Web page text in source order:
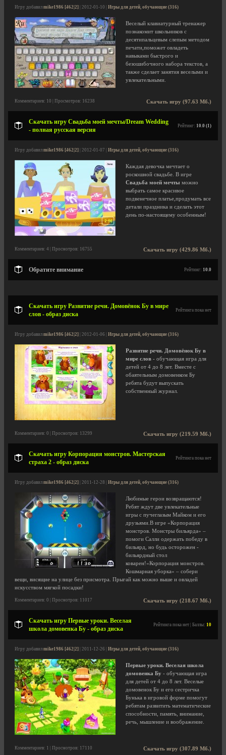
Игру добавил mike1986 [462|2] | 2012-01-10 | Игры для детей, обучающие (316)
Веселый клавиатурный тренажер
познакомит школьников с
десятипальцевым слепым методом
печати,поможет овладеть
навыками быстрого и
безошибочного набора текстов, а
также сделает занятия веселыми и
увлекательными.
Скачать игру (97.63 Мб.)
Комментариев: 10 | Просмотров: 16238
Скачать игру Свадьба моей мечты/Dream Wedding
- полная русская версия
Рейтинг: 10.0 (1)
Игру добавил mike1986 [462|2] | 2012-01-07 | Игры для детей, обучающие (316)
Каждая девочка мечтает о
роскошной свадьбе. В игре
Свадьба моей мечты можно
выбрать самое красивое
подвенечное платье,продумать все
детали праздника и сделать этот
день по-настоящему особенным!
Скачать игру (429.86 Мб.)
Комментариев: 4 | Просмотров: 16755
Обратите внимание Рейтинг: 10.0
Скачать игру Развитие речи. Домовёнок Бу в мире
слов - образ диска
Рейтинга пока нет
Игру добавил mike1986 [462|2] | 2012-01-06 | Игры для детей, обучающие (316)
Развитие речи. Домовёнок Бу в
мире слов - обучающая игра для
детей от 4 до 8 лет. Вместе с
обаятельным домовенком Бу
ребята будут выпускать
собственный журнал.
Скачать игру (219.59 Мб.)
Комментариев: 0 | Просмотров: 13299
Скачать игру Корпорация монстров. Мастерская
страха 2 - образ диска
Рейтинга пока нет
Игру добавил mike1986 [462|2] | 2011-12-28 | Игры для детей, обучающие (316)
Любимые герои возвращаются!
Ребят ждут две увлекательные
игры с пучеглазым Майком и его
друзьями.В игре «Корпорация
монстров. Монстры бильярда» –
помоги Салли одержать победу в
бильярд, но будь осторожен -
бильярдный стол
коварен!«Корпорация монстров.
Кошмарная уборка» – собери
вещи, висящие на улице без присмотра. Прыгай как можно выше и овладей
искусством мягкой посадки!
Скачать игру (218.67 Мб.)
Комментариев: 0 | Просмотров: 11017
Скачать игру Первые уроки. Веселая
школа домовенка Бу - образ диска
Рейтинга пока нет | Баллы: 10
Игру добавил mike1986 [462|2] | 2011-12-26 | Игры для детей, обучающие (316)
Первые уроки. Веселая школа
домовенка Бу - обучающая игра
для детей от 4 до 8 лет. Веселые
домовенок Бу и его сестричка
Бунька в игровой форме помогут
ребятам развитить математические
способности, память, внимание,
речь, мышление и воображение.
Скачать игру (307.89 Мб.)
Комментариев: 1 | Просмотров: 17110